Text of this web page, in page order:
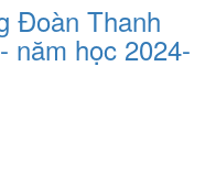
Đoàn Thanh
năm học 2024-